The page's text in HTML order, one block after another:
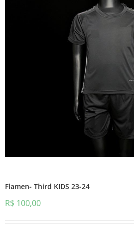
Flamen- Third KIDS 23-24
R$ 100,00